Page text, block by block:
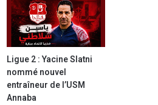
Ligue 2 : Yacine Slatni
nommé nouvel
entraîneur de l’USM
Annaba